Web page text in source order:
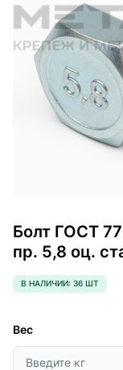
Болт ГОСТ
пр. 5,8 оц.
В НАЛИЧИИ: 36 ШТ
Вес